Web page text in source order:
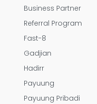
Business Partner
Referral Program
Fast-8
Gadjian
Hadirr
Payuung
Payuung Pribadi